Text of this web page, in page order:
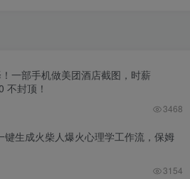
一部手机做美团酒店截图，时薪
不封顶！
3468
键生成火柴人爆火心理学工作流，保姆
3154